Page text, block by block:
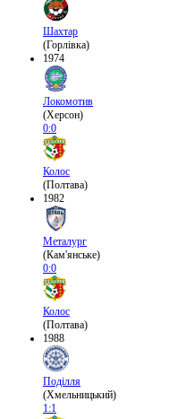
Шахтар
(Горлівка)
1974
Локомотив
(Херсон)
0:0
Колос
(Полтава)
1982
Металург
(Кам'янське)
0:0
Колос
(Полтава)
1988
Поділля
(Хмельницький)
1:1